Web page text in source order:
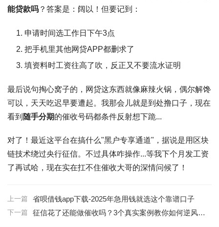
能贷款吗 ？答案是：阔以！但要记到：
申请时间选工作日下午3点
把手机里其他网贷APP都删求了
填资料时工资往高了吹，反正又不要流水证明
最后说句掏心窝子的， 网贷这东西就像麻辣火锅 ，偶尔解馋
可以，天天吃迟早要遭起。我那会儿就是到处撸口子，现在
看到 随手分期的催收号码都条件反射想下跪...
对了！最近这平台在搞什么"黑户专享通道" ，据说是用区块
链技术绕过央行征信。不过具体咋操作...等我下个月发工资
了再试哈，现在实在扛不住催收大哥的深情问候了！
上一篇 省呗借钱app下载-2025年急用钱就选这个靠谱口子
下一篇 征信花了还能做催收吗？3个真实案例教你如何逆风翻盘